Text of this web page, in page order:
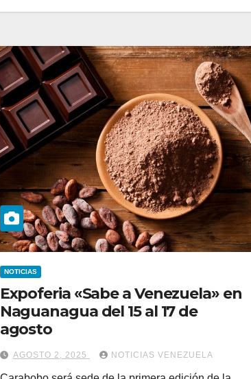
NOTICIAS
Expoferia «Sabe a Venezuela» en
Naguanagua del 15 al 17 de
agosto
AGOSTO 2, 2025 NOTICIAS VENEZUELA